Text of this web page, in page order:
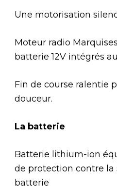
Une motorisation
Moteur radio
batterie 12V intégrés
Fin de course ralentie
douceur.
La batterie
Batterie lithium-ion
de protection contre la
batterie